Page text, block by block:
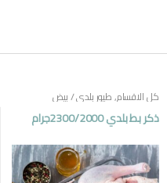
كل الاقسام,طيور بلدي / بيض
ذكر بط بلدي 2300/2000جرام